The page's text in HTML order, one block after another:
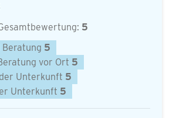
5
Beratung 5
vor Ort 5
Unterkunft 5
Unterkunft 5